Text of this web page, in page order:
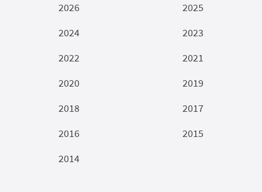
2026
2025
2024
2023
2022
2021
2020
2019
2018
2017
2016
2015
2014